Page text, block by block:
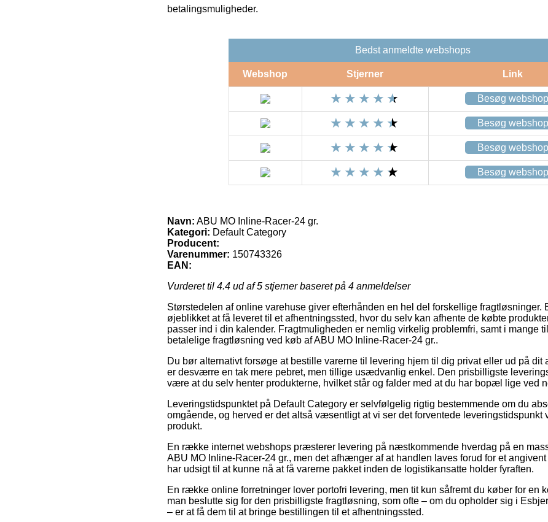
betalingsmuligheder.
Bedst anmeldte webshops
Webshop Stjerner Link
Besøg webshop
Besøg webshop
Besøg webshop
Besøg webshop
Navn: ABU MO Inline-Racer-24 gr.
Kategori: Default Category
Producent:
Varenummer: 150743326
EAN:
Vurderet til 4.4 ud af 5 stjerner baseret på 4 anmeldelser
Størstedelen af online varehuse giver efterhånden en hel del forskellige fragtløsninger.
øjeblikket at få leveret til et afhentningssted, hvor du selv kan afhente de købte
passer ind i din kalender. Fragtmuligheden er nemlig virkelig problemfri, samt i mange
betalelige fragtløsning ved køb af ABU MO Inline-Racer-24 gr..
Du bør alternativt forsøge at bestille varerne til levering hjem til dig privat eller ud på dit
er desværre en tak mere pebret, men tillige usædvanlig enkel. Den prisbilligste
være at du selv henter produkterne, hvilket står og falder med at du har bopæl lige ved
Leveringstidspunktet på Default Category er selvfølgelig rigtig bestemmende om du
omgående, og herved er det altså væsentligt at vi ser det forventede leveringstidspunkt
produkt.
En række internet webshops præsterer levering på næstkommende hverdag på en
ABU MO Inline-Racer-24 gr., men det afhænger af at handlen laves forud for et
har udsigt til at kunne nå at få varerne pakket inden de logistikansatte holder fyraften.
En række online forretninger lover portofri levering, men tit kun såfremt du køber for en
man beslutte sig for den prisbilligste fragtløsning, som ofte – om du opholder sig i
– er at få dem til at bringe bestillingen til et afhentningssted.